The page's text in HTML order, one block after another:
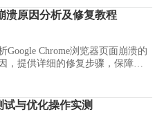
溃原因分析及修复教程
Google Chrome浏览器页面崩溃的
，提供详细的修复步骤，保障用
与优化操作实测